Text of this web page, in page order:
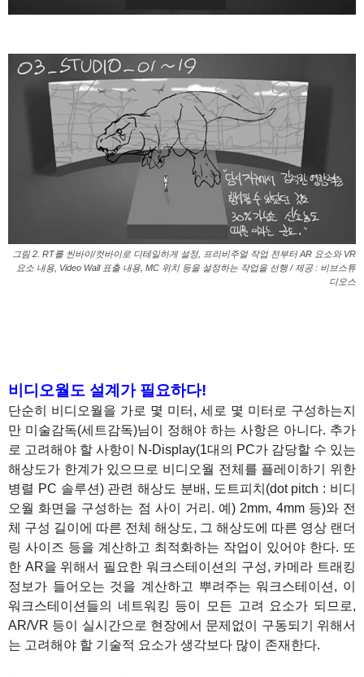
그림 2. RT를 씬바이/컷바이로 디테일하게 설정, 프리비주얼 작업 전부터 AR 요소와 VR
요소 내용, Video Wall 표출 내용, MC 위치 등을 설정하는 작업을 선행 / 제공 : 비브스튜
디오스
비디오월도 설계가 필요하다!
단순히 비디오월을 가로 몇 미터, 세로 몇 미터로 구성하는지
만 미술감독(세트감독)님이 정해야 하는 사항은 아니다. 추가
로 고려해야 할 사항이 N-Display(1대의 PC가 감당할 수 있는
해상도가 한계가 있으므로 비디오월 전체를 플레이하기 위한
병렬 PC 솔루션) 관련 해상도 분배, 도트피치(dot pitch : 비디
오월 화면을 구성하는 점 사이 거리. 예) 2mm, 4mm 등)와 전
체 구성 길이에 따른 전체 해상도, 그 해상도에 따른 영상 랜더
링 사이즈 등을 계산하고 최적화하는 작업이 있어야 한다. 또
한 AR을 위해서 필요한 워크스테이션의 구성, 카메라 트래킹
정보가 들어오는 것을 계산하고 뿌려주는 워크스테이션, 이
워크스테이션들의 네트워킹 등이 모든 고려 요소가 되므로,
AR/VR 등이 실시간으로 현장에서 문제없이 구동되기 위해서
는 고려해야 할 기술적 요소가 생각보다 많이 존재한다.